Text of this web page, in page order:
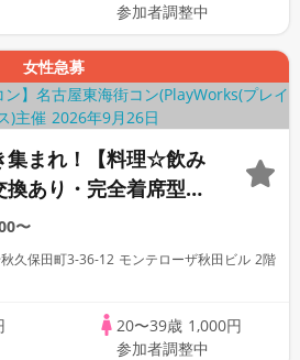
参加者調整中
女性急募
集まれ！【料理☆飲み
あり・完全着席型】
参加多数・初参加も
クス主催☆
〜
久保田町3-36-12 モンテローザ秋田ビル 2階
20〜39歳 1,000円
参加者調整中